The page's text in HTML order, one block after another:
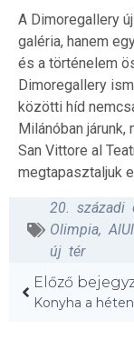
A Dimoregallery
galéria, hanem
és a történelem
Dimoregallery
közötti híd
Milánóban
San Vittore al
megtapasztaljuk
20. századi
Olimpia,
új tér
Előző